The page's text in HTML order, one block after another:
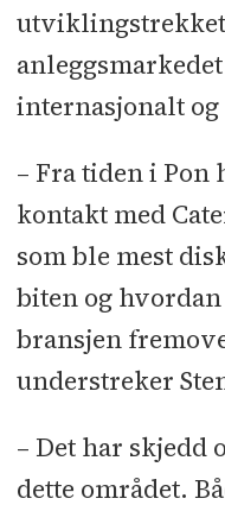
internasjonalt
– Fra tiden i Pon
kontakt med
som ble mest
biten og
bransjen
understreker
– Det har skjedd
dette området.